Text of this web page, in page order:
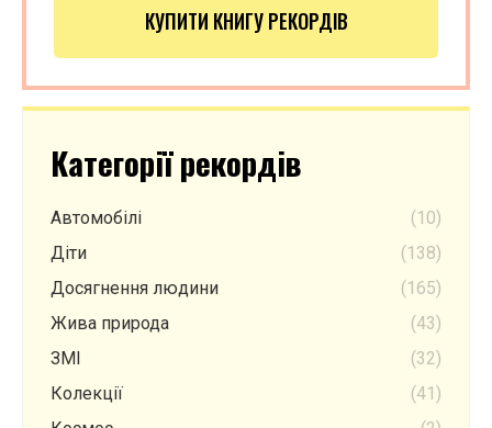
КУПИТИ КНИГУ РЕКОРДІВ
Категорії рекордів
Автомобілі
(10)
Діти
(138)
Досягнення людини
(165)
Жива природа
(43)
ЗМІ
(32)
Колекції
(41)